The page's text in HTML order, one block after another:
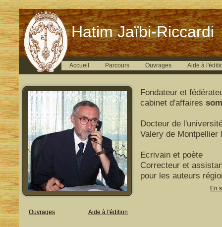
Hatim Jaïbi-Riccardi
Accueil Parcours Ouvrages Aide à
Fondateur et
cabinet d'affaires
Docteur de
Valery de Montpellier
Ecrivain et poète
Correcteur et
pour les auteurs
En
Ouvrages Aide à l'édition